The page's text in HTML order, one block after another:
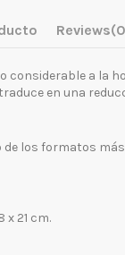
Reviews
considerable a la
en una
los formatos
x 21 cm.